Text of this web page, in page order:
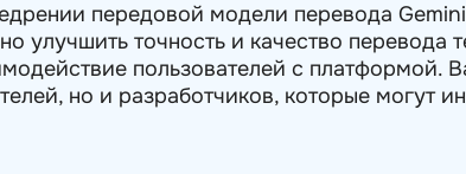
передовой модели перевода
улучшить точность и качество перевода
пользователей с платформой.
но и разработчиков, которые могут